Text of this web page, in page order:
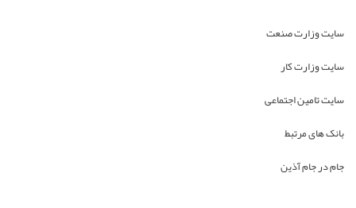
سایت وزارت صنعت
سایت وزارت کار
سایت تامین اجتماعی
بانک های مرتبط
جام در جام آذین